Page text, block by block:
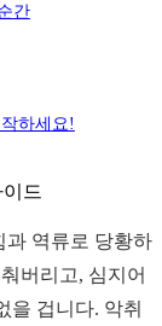
간
하세요!
드
과 역류로 당황하
버리고, 심지어
을 겁니다. 악취